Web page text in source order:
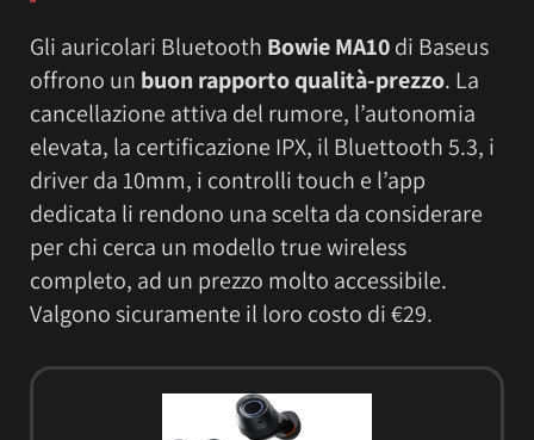
Gli auricolari Bluetooth Bowie MA10di Baseus
offrono un buon rapporto qualità-prezzo. La
cancellazione attiva del rumore, l’autonomia
elevata, la certificazione IPX, il Bluettooth 5.3, i
driver da 10mm, i controlli touch e l’app
dedicata li rendono una scelta da considerare
per chi cerca un modello true wireless
completo, ad un prezzo molto accessibile.
Valgono sicuramente il loro costo di €29.